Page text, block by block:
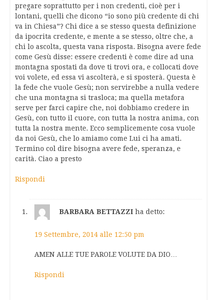
pregare soprattutto per i non credenti, cioè per i
lontani, quelli che dicono “io sono più credente di chi
va in Chiesa”? Chi dice a se stesso questa definizione
da ipocrita credente, e mente a se stesso, oltre che, a
chi lo ascolta, questa vana risposta. Bisogna avere fede
come Gesù disse: essere credenti è come dire ad una
montagna spostati da dove ti trovi ora, e collocati dove
voi volete, ed essa vi ascolterà, e si sposterà. Questa è
la fede che vuole Gesù; non servirebbe a nulla vedere
che una montagna si trasloca; ma quella metafora
serve per farci capire che, noi dobbiamo credere in
Gesù, con tutto il cuore, con tutta la nostra anima, con
tutta la nostra mente. Ecco semplicemente cosa vuole
da noi Gesù, che lo amiamo come Lui ci ha amati.
Termino col dire bisogna avere fede, speranza, e
carità. Ciao a presto
Rispondi
BARBARA BETTAZZI ha detto:
19 Settembre, 2014 alle 12:50 pm
AMEN ALLE TUE PAROLE VOLUTE DA DIO…
Rispondi